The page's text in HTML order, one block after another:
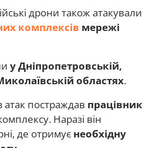
дрони також атакували
комплексів мережі
у Дніпропетровській,
областях.
атак постраждав працівник
Наразі він
де отримує необхідну